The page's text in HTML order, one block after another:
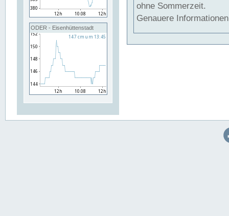
ODER - Eisenhüttenstadt
ohne Sommerzeit.
Genauere